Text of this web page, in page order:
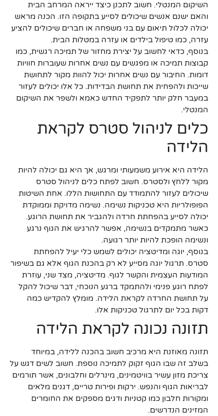
השיקום המנטלי. חשוב לתכנן כיצד ייראה המרחב הבית
והאם ישנם אנשים שיכולים לסייע בתקופה הזו. הכנה מראש
יכולה לכלול תיאום עם בני משפחה או חברים שיכולים להציע
עזרה, כמו טיפול בילדים או עזרה במטלות הבית.
בנוסף, כדאי לחשוב על יצירת מחזור של תמיכה רגשית, כמו
קבוצות תמיכה או מפגשים עם נשים אחרות שעוברות חוויות
דומות. החיבור עם נשים אחרות יכול להוות מקור לתחושת
שייכות ולהפחית את תחושת הבדידות. כל אלו יכולים לעזור
במעבר חלק יותר לתפקיד החדש כאמא ולשפר את השיקום
המנטלי.
כלים לניהול סטרס לקראת
הלידה
הלידה היא אירוע משמעותי ומרגש, אך היא גם יכולה להיות
מקור ללחץ ולסטרס. חשוב לפתח כלים לניהול סטרס
שיכולים לעזור להתמודד עם התחושות הללו. אחת השיטות
הפופולריות היא טכניקות נשימה. נשימה מדויקת וממוקדת
יכולה לסייע בהפחתת חרדה ולהגביר את תחושת הרוגע.
כאשר מתמקדים בנשימה, אפשר להרגיש את הגוף נרגע
ונשימה הופכת להיות יותר רגועה.
בנוסף, יוגה ומדיטציה יכולים לשמש כלי יעיל להפחתת
סטרס. תרגול יוגה מסייע לא רק בהכנת הגוף אלא גם בשיפור
המודעות העצמית והקשר לגוף. מדיטציה, מצד שני, עוזרת
לפתח רוגע פנימי ולהתמקד ברגע הנוכחי, דבר שיכול להקל
על תחושת החרדה לקראת הלידה. מומלץ להקדיש כמה
דקות בכל יום לתרגול טכניקות אלו.
תזונה נכונה לקראת הלידה
תזונה מאוזנת היא מרכיב חשוב בהכנה ללידה, במיוחד
בשלב זה שבו הגוף זקוק לתמיכה נוספת. חשוב לשים דגש על
צריכת מזון עשיר בוויטמינים, מינרלים וחלבונים, אשר תורמים
לבריאות הגוף והנפש. ירקות ופירות טריים, דגנים מלאים
ומקורות חלבון כמו קטניות ודגים מספקים את החומרים
המזינים הנדרשים.